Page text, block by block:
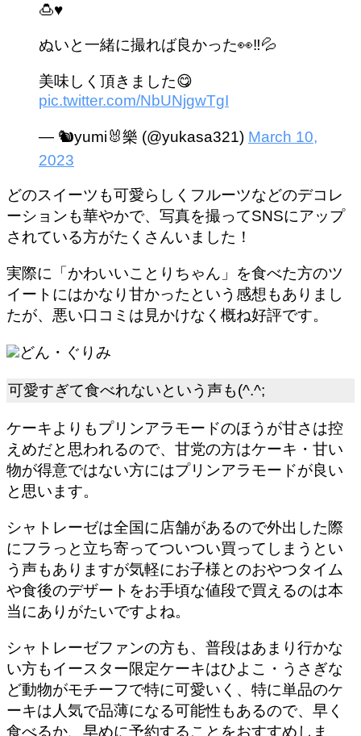
🍮♥️
ぬいと一緒に撮れば良かった👀‼️💦
美味しく頂きました😋
pic.twitter.com/NbUNjgwTgI
— 🐿️yumi🐰樂 (@yukasa321) March 10,
2023
どのスイーツも可愛らしくフルーツなどのデコレ
ーションも華やかで、写真を撮ってSNSにアップ
されている方がたくさんいました！
実際に「かわいいことりちゃん」を食べた方のツ
イートにはかなり甘かったという感想もありまし
たが、悪い口コミは見かけなく概ね好評です。
どん・ぐりみ
可愛すぎて食べれないという声も(^.^;
ケーキよりもプリンアラモードのほうが甘さは控
えめだと思われるので、甘党の方はケーキ・甘い
物が得意ではない方にはプリンアラモードが良い
と思います。
シャトレーゼは全国に店舗があるので外出した際
にフラっと立ち寄ってついつい買ってしまうとい
う声もありますが気軽にお子様とのおやつタイム
や食後のデザートをお手頃な値段で買えるのは本
当にありがたいですよね。
シャトレーゼファンの方も、普段はあまり行かな
い方もイースター限定ケーキはひよこ・うさぎな
ど動物がモチーフで特に可愛いく、特に単品のケ
ーキは人気で品薄になる可能性もあるので、早く
食べるか、早めに予約することをおすすめしま